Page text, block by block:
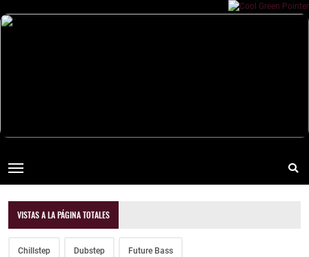
VISTAS A LA PÁGINA TOTALES
Chillstep Dubstep Future Bass